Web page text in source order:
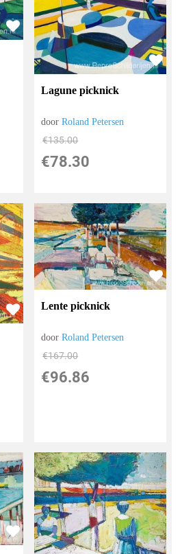
Lagune picknick
doorRoland Petersen
€135.00
€78.30
Lente picknick
doorRoland Petersen
€167.00
€96.86